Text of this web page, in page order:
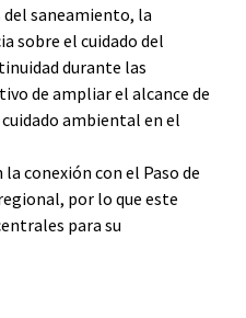
del saneamiento, la
sobre el cuidado del
durante las
de ampliar el alcance de
ambiental en el
conexión con el Paso de
por lo que este
para su